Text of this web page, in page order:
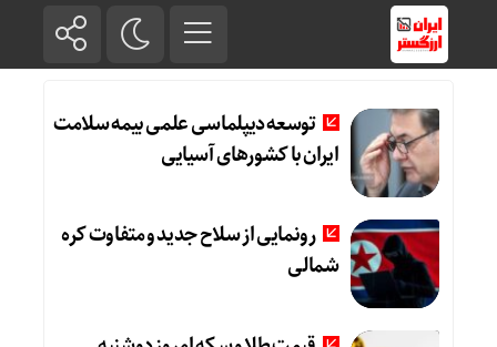
توسعه دیپلماسی علمی بیمه سلامت
ایران با کشورهای آسیایی
رونمایی از سلاح جدید و متفاوت کره
شمالی